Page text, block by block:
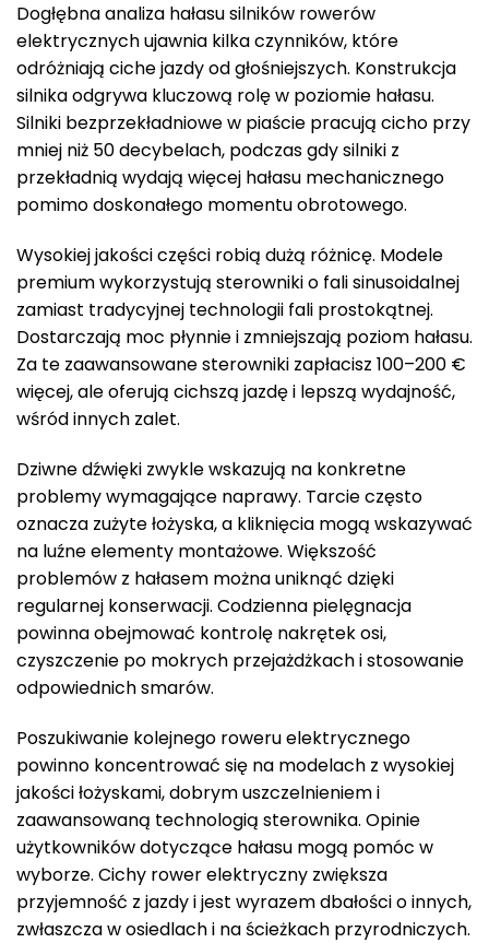
Dogłębna analiza hałasu silników rowerów
elektrycznych ujawnia kilka czynników, które
odróżniają ciche jazdy od głośniejszych. Konstrukcja
silnika odgrywa kluczową rolę w poziomie hałasu.
Silniki bezprzekładniowe w piaście pracują cicho przy
mniej niż 50 decybelach, podczas gdy silniki z
przekładnią wydają więcej hałasu mechanicznego
pomimo doskonałego momentu obrotowego.
Wysokiej jakości części robią dużą różnicę. Modele
premium wykorzystują sterowniki o fali sinusoidalnej
zamiast tradycyjnej technologii fali prostokątnej.
Dostarczają moc płynnie i zmniejszają poziom hałasu.
Za te zaawansowane sterowniki zapłacisz 100–200 €
więcej, ale oferują cichszą jazdę i lepszą wydajność,
wśród innych zalet.
Dziwne dźwięki zwykle wskazują na konkretne
problemy wymagające naprawy. Tarcie często
oznacza zużyte łożyska, a kliknięcia mogą wskazywać
na luźne elementy montażowe. Większość
problemów z hałasem można uniknąć dzięki
regularnej konserwacji. Codzienna pielęgnacja
powinna obejmować kontrolę nakrętek osi,
czyszczenie po mokrych przejażdżkach i stosowanie
odpowiednich smarów.
Poszukiwanie kolejnego roweru elektrycznego
powinno koncentrować się na modelach z wysokiej
jakości łożyskami, dobrym uszczelnieniem i
zaawansowaną technologią sterownika. Opinie
użytkowników dotyczące hałasu mogą pomóc w
wyborze. Cichy rower elektryczny zwiększa
przyjemność z jazdy i jest wyrazem dbałości o innych,
zwłaszcza w osiedlach i na ścieżkach przyrodniczych.